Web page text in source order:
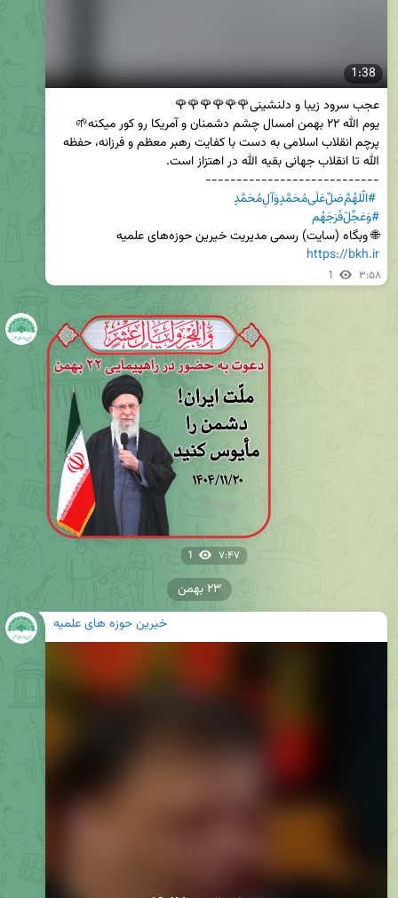
1:38
#الّلهُمَّ‌صَلِّ‌عَلَی‌مُحَمَّدٍوَآلِ‌مُحَمَّدٍ
#وَعَجِّلْ‌فَرَجَهُم
🌐 وبگاه (سایت) رسمی مدیریت خیرین حوزه‌های علمیه
https://bkh.ir
1 ۳:۵۸
1 ۷:۴۷
خیرین حوزه های علمیه
۲۳ بهمن